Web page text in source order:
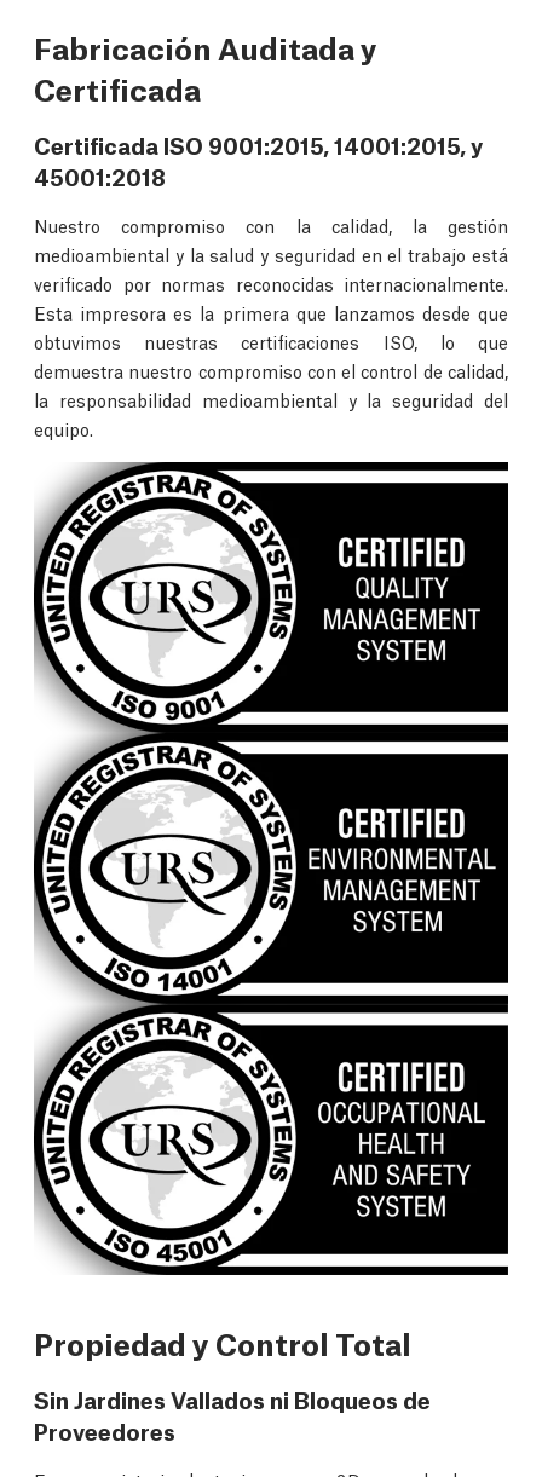
Fabricación Auditada y
Certificada
Certificada ISO 9001:2015, 14001:2015, y
45001:2018
Nuestro compromiso con la calidad, la gestión
medioambiental y la salud y seguridad en el trabajo está
verificado por normas reconocidas internacionalmente.
Esta impresora es la primera que lanzamos desde que
obtuvimos nuestras certificaciones ISO, lo que
demuestra nuestro compromiso con el control de calidad,
la responsabilidad medioambiental y la seguridad del
equipo.
Propiedad y Control Total
Sin Jardines Vallados ni Bloqueos de
Proveedores